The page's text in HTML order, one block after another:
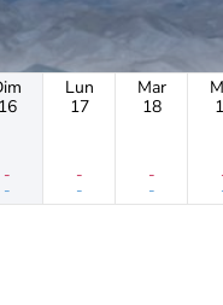
16
-
-
Lun
17
-
-
Mar
18
-
-